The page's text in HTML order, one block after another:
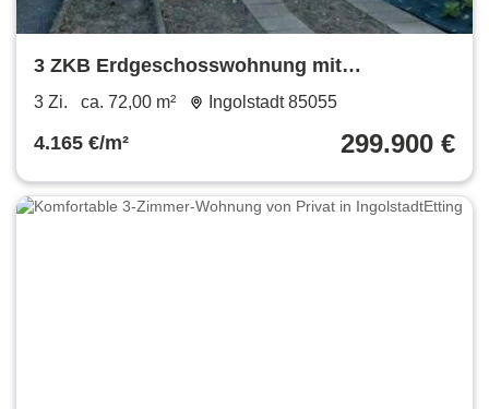
3 ZKB Erdgeschosswohnung mit
Gartenanteil Nähe Audi
3 Zi. ca. 72,00 m² Ingolstadt 85055
4.165 €/m² 299.900 €